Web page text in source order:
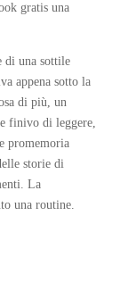
gratis una
di una sottile
appena sotto la
di più, un
finivo di leggere,
promemoria
storie di
La
una routine.